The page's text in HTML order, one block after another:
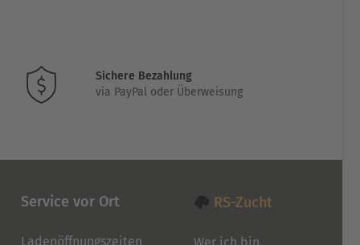
Die
Optionen
gewählt
werden
Sichere Bezahlung
via PayPal oder Überweisung
Service vor Ort
Ladenöffnungszeiten
RS-Zucht